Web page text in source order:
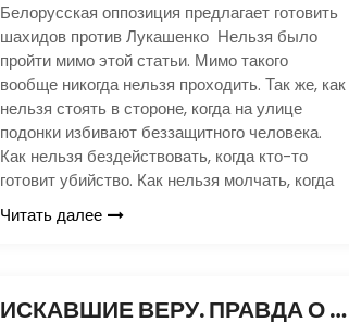
Белорусская оппозиция предлагает готовить
шахидов против Лукашенко Нельзя было
пройти мимо этой статьи. Мимо такого
вообще никогда нельзя проходить. Так же, как
нельзя стоять в стороне, когда на улице
подонки избивают беззащитного человека.
Как нельзя бездействовать, когда кто-то
готовит убийство. Как нельзя молчать, когда
Читать далее
ИСКАВШИЕ ВЕРУ. ПРАВДА О ТАЛИБАНЕ